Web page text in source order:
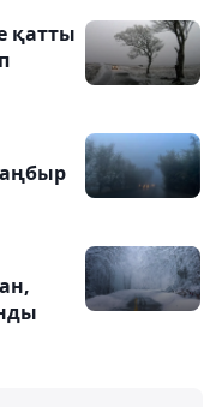
қатты